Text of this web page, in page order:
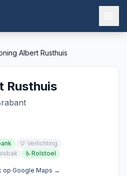
Albert Rusthuis
Rusthuis
💡 Verlichting
♿ Rolstoel
op Google Maps →